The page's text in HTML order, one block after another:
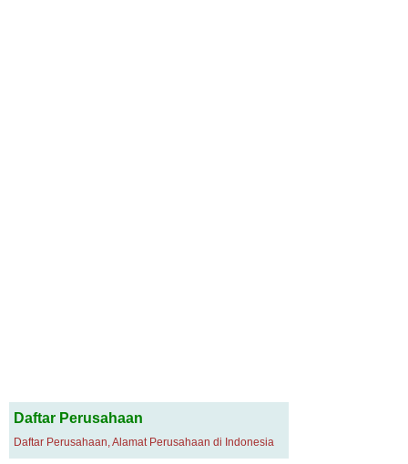
Daftar Perusahaan
Daftar Perusahaan, Alamat Perusahaan di Indonesia